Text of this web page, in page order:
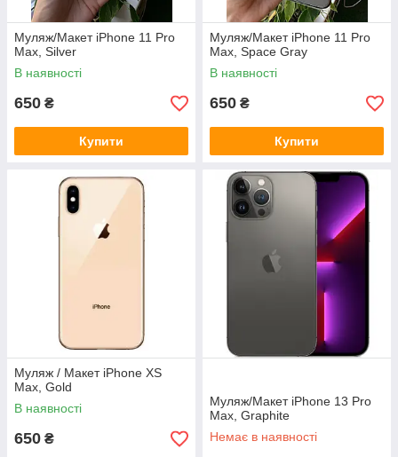
Муляж/Макет iPhone 11 Pro
Max, Silver
В наявності
650 ₴
Купити
Муляж/Макет iPhone 11 Pro
Max, Space Gray
В наявності
650 ₴
Купити
Муляж / Макет iPhone XS
Max, Gold
В наявності
650 ₴
Муляж/Макет iPhone 13 Pro
Max, Graphite
Немає в наявності